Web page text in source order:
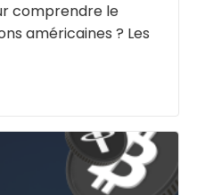
comprendre le
américaines ? Les